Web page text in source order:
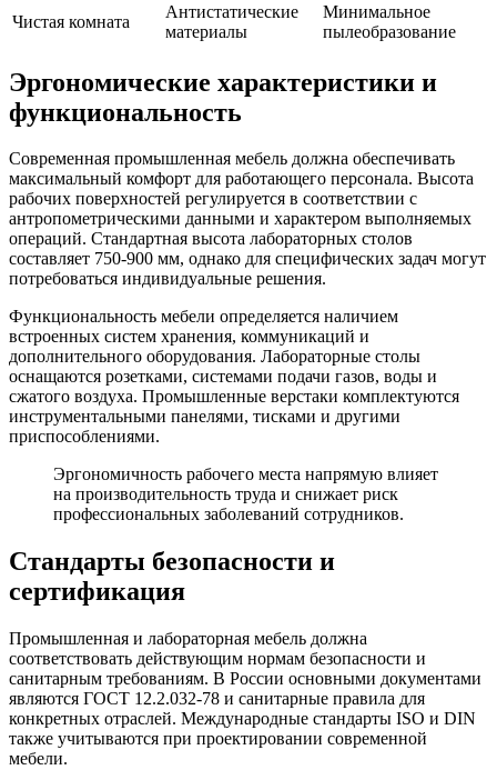
Чистая комната
Антистатические
материалы
Минимальное
пылеобразование
Эргономические характеристики и
функциональность
Современная промышленная мебель должна обеспечивать
максимальный комфорт для работающего персонала. Высота
рабочих поверхностей регулируется в соответствии с
антропометрическими данными и характером выполняемых
операций. Стандартная высота лабораторных столов
составляет 750-900 мм, однако для специфических задач могут
потребоваться индивидуальные решения.
Функциональность мебели определяется наличием
встроенных систем хранения, коммуникаций и
дополнительного оборудования. Лабораторные столы
оснащаются розетками, системами подачи газов, воды и
сжатого воздуха. Промышленные верстаки комплектуются
инструментальными панелями, тисками и другими
приспособлениями.
Эргономичность рабочего места напрямую влияет
на производительность труда и снижает риск
профессиональных заболеваний сотрудников.
Стандарты безопасности и
сертификация
Промышленная и лабораторная мебель должна
соответствовать действующим нормам безопасности и
санитарным требованиям. В России основными документами
являются ГОСТ 12.2.032-78 и санитарные правила для
конкретных отраслей. Международные стандарты ISO и DIN
также учитываются при проектировании современной
мебели.